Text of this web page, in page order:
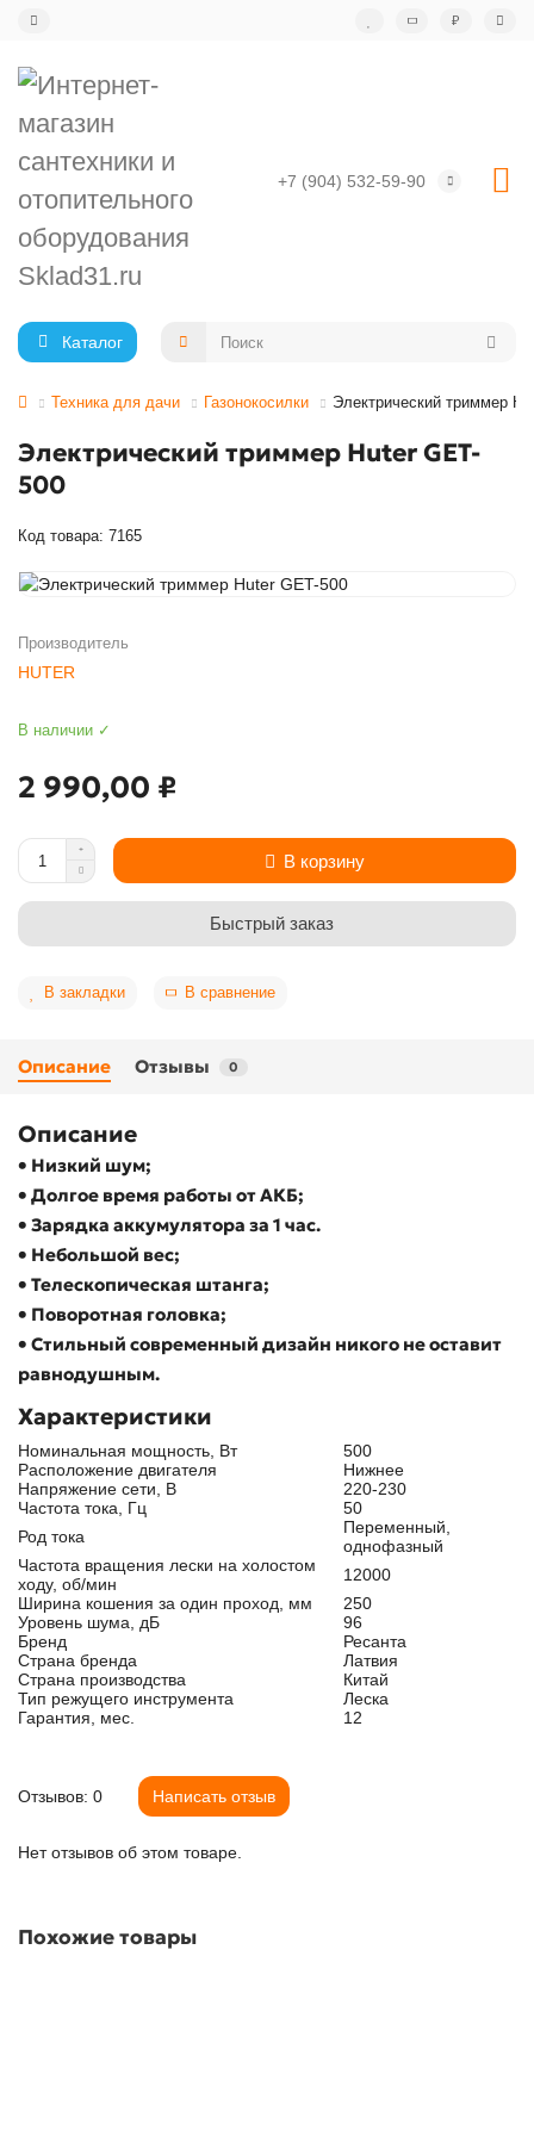
₽
+7 (904) 532-59-90
Каталог
Техника для дачи Газонокосилки Электрический триммер
Электрический триммер Huter GET-
500
Код товара: 7165
Производитель
HUTER
В наличии ✓
2 990,00 ₽
В корзину
Быстрый заказ
В закладки В сравнение
Описание Отзывы 0
Описание
• Низкий шум;
• Долгое время работы от АКБ;
• Зарядка аккумулятора за 1 час.
• Небольшой вес;
• Телескопическая штанга;
• Поворотная головка;
• Стильный современный дизайн никого не оставит
равнодушным.
Характеристики
Номинальная мощность, Вт
500
Расположение двигателя
Нижнее
Напряжение сети, B
220-230
Частота тока, Гц
50
Род тока
Переменный,
однофазный
Частота вращения лески на холостом
ходу, об/мин
12000
Ширина кошения за один проход, мм
250
Уровень шума, дБ
96
Бренд
Ресанта
Страна бренда
Латвия
Страна производства
Китай
Тип режущего инструмента
Леска
Гарантия, мес.
12
Отзывов: 0 Написать отзыв
Нет отзывов об этом товаре.
Похожие товары